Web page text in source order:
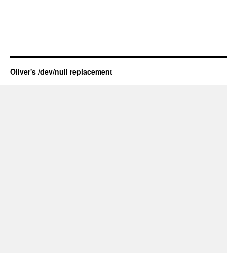
Oliver's /dev/null replacement